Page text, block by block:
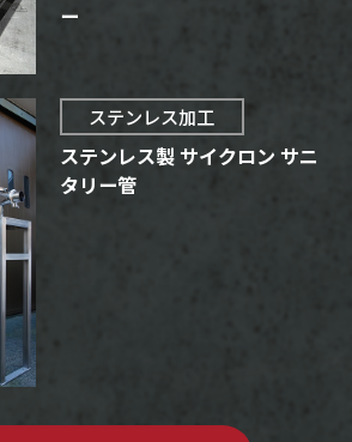
ー
ステンレス加工
ステンレス製 サイクロン サニ
タリー管